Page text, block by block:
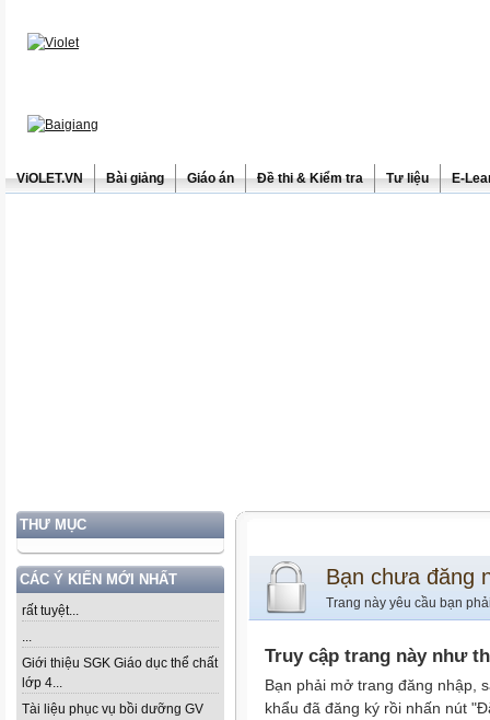
ViOLET.VN Bài giảng Giáo án Đề thi & Kiểm tra Tư liệu E-
THƯ MỤC
CÁC Ý KIẾN MỚI NHẤT
rất tuyệt...
...
Giới thiệu SGK Giáo dục thể chất
lớp 4...
Tài liệu phục vụ bồi dưỡng GV
Bạn chưa đăng
Trang này yêu cầu bạn
Truy cập trang này như
Bạn phải mở trang đăng nhập,
khẩu đã đăng ký rồi nhấn nút